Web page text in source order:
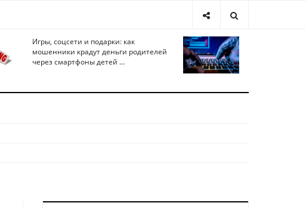
Игры, соцсети и подарки: как
мошенники крадут деньги родителей
через смартфоны детей ...